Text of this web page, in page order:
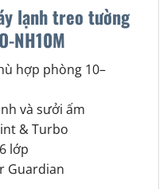
lạnh treo tường
NH10M
hợp phòng 10–
và sưởi ấm
& Turbo
lớp
Guardian